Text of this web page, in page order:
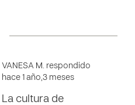
VANESA M. respondido
hace 1 año,3 meses
La cultura de